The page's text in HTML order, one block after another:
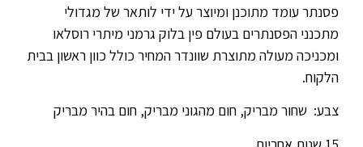
פסנתר עומד מתוכנן ומיוצר על ידי לותאר של מגדולי
מתכנני הפסנתרים בעולם פין בלוק גרמני מיתרי רוסלאו
ומכניכה מעולה מתוצרת שוונדר המחיר כולל כוון ראשון בבית
הלקוח.
צבע: שחור מבריק, חום מהגוני מבריק, חום בהיר מבריק